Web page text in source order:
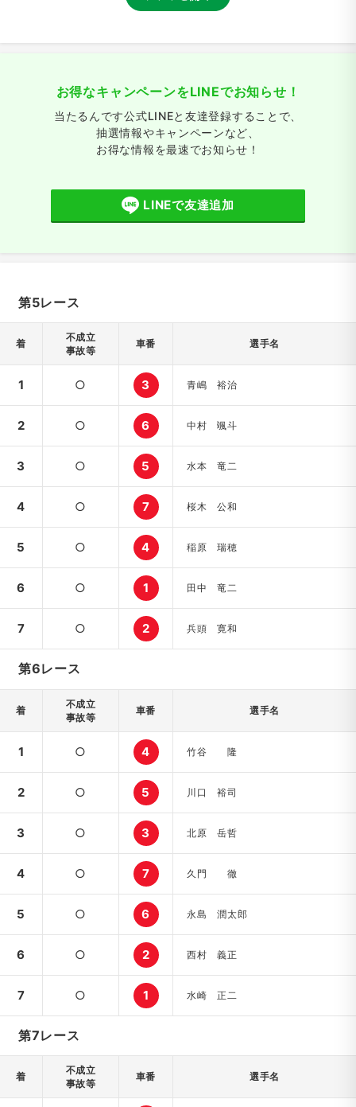
お得なキャンペーンをLINEでお知らせ！
当たるんです公式LINEと友達登録することで、
抽選情報やキャンペーンなど、
お得な情報を最速でお知らせ！
LINEで友達追加
第5レース
着
不成立
事故等
車番 選手名
1 ○ 3 青嶋 裕治
2 ○ 6 中村 颯斗
3 ○ 5 水本 竜二
4 ○ 7 桜木 公和
5 ○ 4 稲原 瑞穂
6 ○ 1 田中 竜二
7 ○ 2 兵頭 寛和
第6レース
着
不成立
事故等
車番 選手名
1 ○ 4 竹谷 隆
2 ○ 5 川口 裕司
3 ○ 3 北原 岳哲
4 ○ 7 久門 徹
5 ○ 6 永島 潤太郎
6 ○ 2 西村 義正
7 ○ 1 水崎 正二
第7レース
着
不成立
事故等
車番 選手名